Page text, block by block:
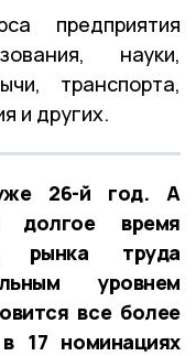
предприятия
науки,
транспорта,
и других.
26-й год. А
время
рынка труда
уровнем
все более
17 номинациях